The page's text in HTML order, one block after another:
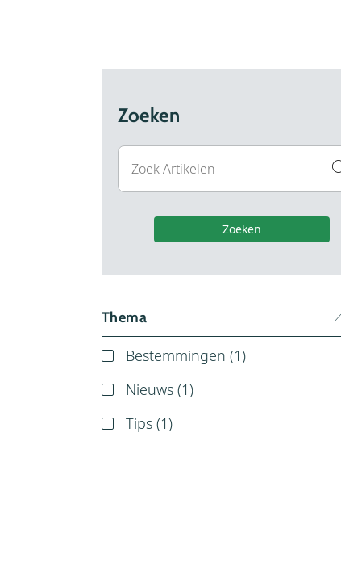
Zoeken
Zoeken
Thema
Bestemmingen (1)
Nieuws (1)
Tips (1)